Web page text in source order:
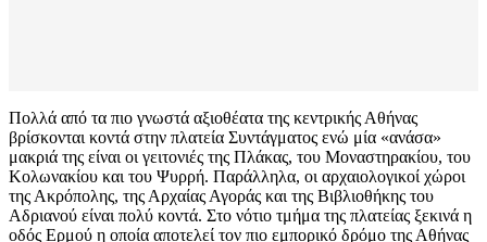
Πολλά από τα πιο γνωστά αξιοθέατα της κεντρικής Αθήνας
βρίσκονται κοντά στην πλατεία Συντάγματος ενώ μία «ανάσα»
μακριά της είναι οι γειτονιές της Πλάκας, του Μοναστηρακίου, του
Κολωνακίου και του Ψυρρή. Παράλληλα, οι αρχαιολογικοί χώροι
της Ακρόπολης, της Αρχαίας Αγοράς και της Βιβλιοθήκης του
Αδριανού είναι πολύ κοντά. Στο νότιο τμήμα της πλατείας ξεκινά η
οδός Ερμού η οποία αποτελεί τον πιο εμπορικό δρόμο της Αθήνας